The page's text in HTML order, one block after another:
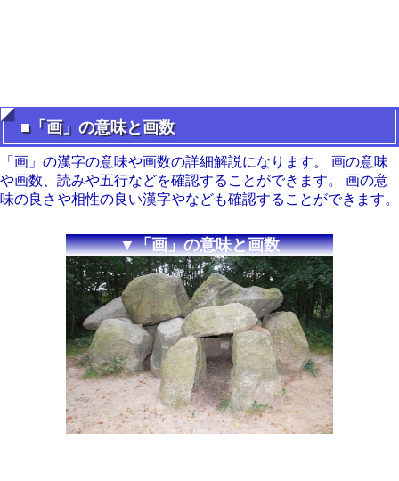
■「画」の意味と画数
「画」の漢字の意味や画数の詳細解説になります。 画の意味
や画数、読みや五行などを確認することができます。 画の意
味の良さや相性の良い漢字やなども確認することができます。
▼「画」の意味と画数